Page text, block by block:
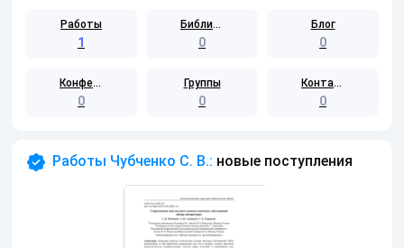
Работы
1
Библиотека
0
Блог
0
Конференции
0
Группы
0
Контакты
0
Работы Чубченко С. В.: новые поступления